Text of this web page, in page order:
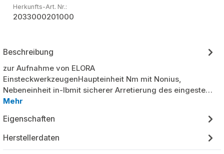
Herkunfts-Art. Nr.:
2033000201000
Beschreibung
zur Aufnahme von ELORA
EinsteckwerkzeugenHaupteinheit Nm mit Nonius,
Nebeneinheit in-lbmit sicherer Arretierung des eingeste…
Mehr
Eigenschaften
Herstellerdaten